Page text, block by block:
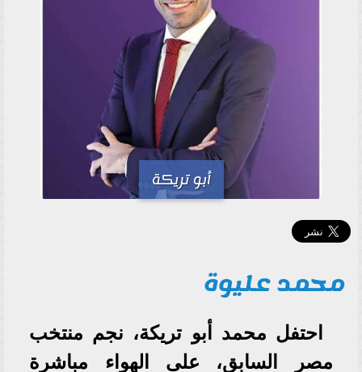
أبو تريكة
محمد عليوة
احتفل محمد أبو تريكة، نجم منتخب
مصر السابق، على الهواء مباشرة